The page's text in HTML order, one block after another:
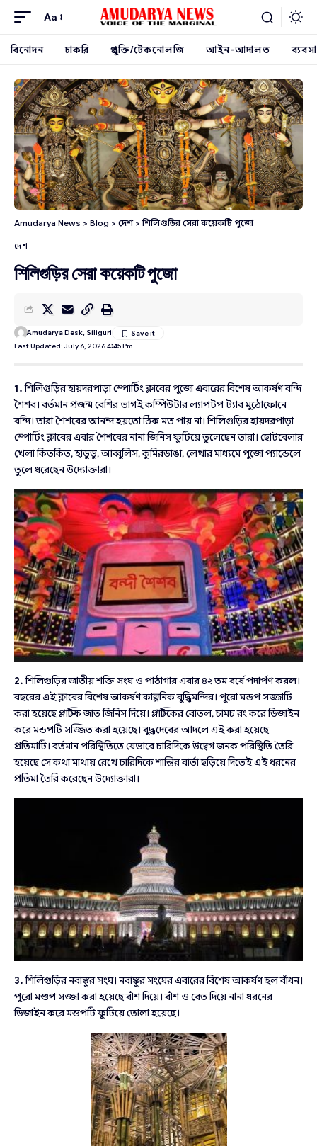
Aa
বিনোদন চাকরি প্রযুক্তি/টেকনোলজি আইন-আদালত ব্যবসা
Amudarya News > Blog > দেশ>শিলিগুড়ির সেরা কয়েকটি পুজো
দেশ
শিলিগুড়ির সেরা কয়েকটি পুজো
Last Updated: July 6, 2026 4:45 Pm
Amudarya Desk, Siliguri
1.শিলিগুড়ির হায়দরপাড়া স্পোর্টিং ক্লাবের পুজো এবারের বিশেষ আকর্ষণ বন্দি
শৈশব। বর্তমান প্রজন্ম বেশির ভাগই কম্পিউটার ল্যাপটপ ট্যাব মুঠোফোনে
বন্দি। তারা শৈশবের আনন্দ হয়তো ঠিক মত পায় না। শিলিগুড়ির হায়দরপাড়া
স্পোর্টিং ক্লাবের এবার শৈশবের নানা জিনিস ফুটিয়ে তুলেছেন তারা। ছোটবেলার
খেলা কিতকিত, হাডুডু, আব্বুলিস, কুমিরডাঙা, লেখার মাধ্যমে পুজো প্যান্ডেলে
তুলে ধরেছেন উদ্যোক্তারা।
2.শিলিগুড়ির জাতীয় শক্তি সংঘ ও পাঠাগার এবার ৪২ তম বর্ষে পদার্পণ করল।
বছরের এই ক্লাবের বিশেষ আকর্ষণ কাল্পনিক বুদ্ধিমন্দির। পুরো মন্ডপ সজ্জাটি
করা হয়েছে প্লাস্টিক জাত জিনিস দিয়ে। প্লাস্টিকের বোতল, চামচ রং করে ডিজাইন
করে মন্ডপটি সজ্জিত করা হয়েছে। বুদ্ধদেবের আদলে এই করা হয়েছে
প্রতিমাটি। বর্তমান পরিস্থিতিতে যেভাবে চারিদিকে উদ্বেগ জনক পরিস্থিতি তৈরি
হয়েছে সে কথা মাথায় রেখে চারিদিকে শান্তির বার্তা ছড়িয়ে দিতেই এই ধরনের
প্রতিমা তৈরি করেছেন উদ্যোক্তারা।
3.শিলিগুড়ির নবাঙ্কুর সংঘ। নবাঙ্কুর সংঘের এবারের বিশেষ আকর্ষণ হল বাঁধন।
পুরো মণ্ডপ সজ্জা করা হয়েছে বাঁশ দিয়ে। বাঁশ ও বেত দিয়ে নানা ধরনের
ডিজাইন করে মন্ডপটি ফুটিয়ে তোলা হয়েছে।